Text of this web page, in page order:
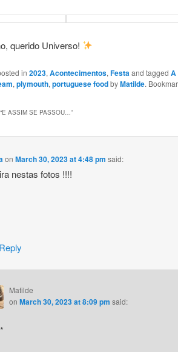
querido Universo!
in 2023, Acontecimentos, Festaand tagged A
, plymouth, portuguese foodbyMatilde.
E ASSIM SE PASSOU… ”
onMarch 30, 2023 at 4:48 pm said:
nestas fotos !!!!
Matilde
on March 30, 2023 at 8:09 pm said: